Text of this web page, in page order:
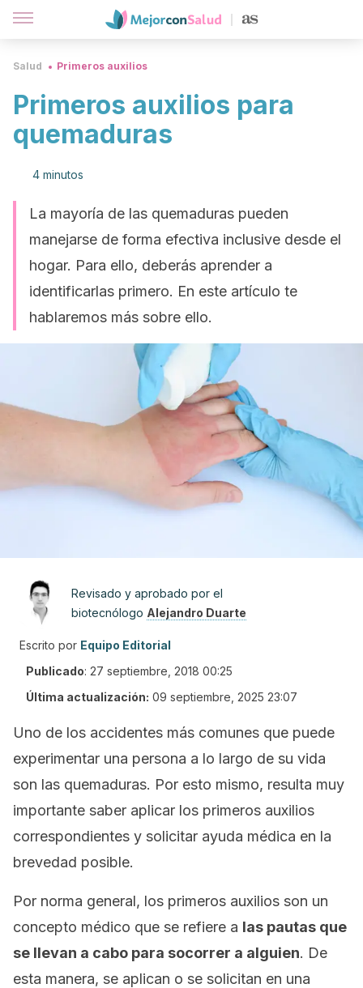
Salud Primeros auxilios
Primeros auxilios para
quemaduras
4 minutos
La mayoría de las quemaduras pueden
manejarse de forma efectiva inclusive desde el
hogar. Para ello, deberás aprender a
identificarlas primero. En este artículo te
hablaremos más sobre ello.
Revisado y aprobado por el
biotecnólogo Alejandro Duarte
Escrito por Equipo Editorial
Publicado: 27 septiembre, 2018 00:25
Última actualización: 09 septiembre, 2025 23:07
Uno de los accidentes más comunes que puede
experimentar una persona a lo largo de su vida
son las quemaduras. Por esto mismo, resulta muy
importante saber aplicar los primeros auxilios
correspondientes y solicitar ayuda médica en la
brevedad posible.
Por norma general, los primeros auxilios son un
concepto médico que se refiere a las pautas que
se llevan a cabo para socorrer a alguien. De
esta manera, se aplican o se solicitan en una